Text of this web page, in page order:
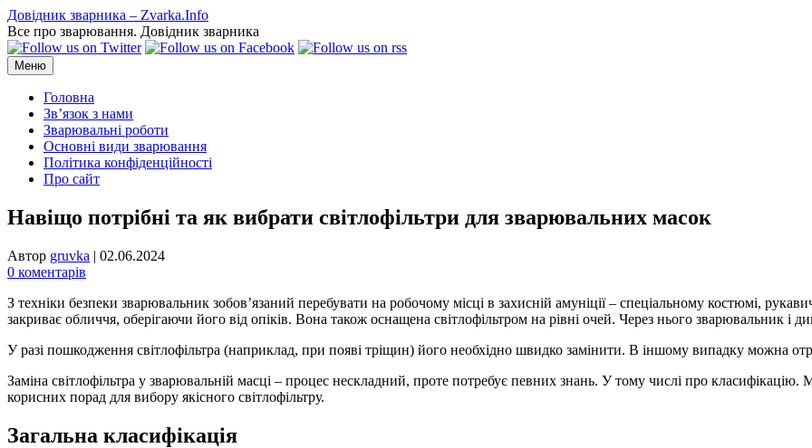
Перейти
до
вмісту
Довідник зварника – Zvarka.Info
Все про зварювання. Довідник зварника
Меню
Головна
Зв’язок з нами
Зварювальні роботи
Основні види зварювання
Політика конфіденційності
Про сайт
Навіщо потрібні та як вибрати світлофільтри для зварювальних масок
Автор gruvka | 02.06.2024
0 коментарів
З техніки безпеки зварювальник зобов’язаний перебувати на робочому місці в захисній амуніції – спеціальному костюмі,
закриває обличчя, оберігаючи його від опіків. Вона також оснащена світлофільтром на рівні очей. Через нього зварювальник і
У разі пошкодження світлофільтра (наприклад, при появі тріщин) його необхідно швидко замінити. В іншому випадку можна
Заміна світлофільтра у зварювальній масці – процес нескладний, проте потребує певних знань. У тому числі про
корисних порад для вибору якісного світлофільтру.
Загальна класифікація